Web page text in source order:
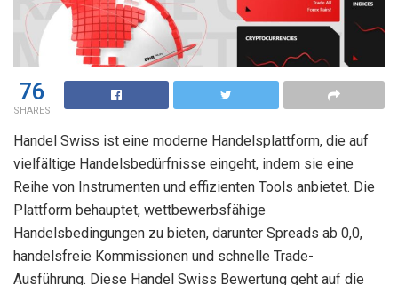
76
SHARES
Handel Swiss ist eine moderne Handelsplattform, die auf
vielfältige Handelsbedürfnisse eingeht, indem sie eine
Reihe von Instrumenten und effizienten Tools anbietet. Die
Plattform behauptet, wettbewerbsfähige
Handelsbedingungen zu bieten, darunter Spreads ab 0,0,
handelsfreie Kommissionen und schnelle Trade-
Ausführung. Diese Handel Swiss Bewertung geht auf die